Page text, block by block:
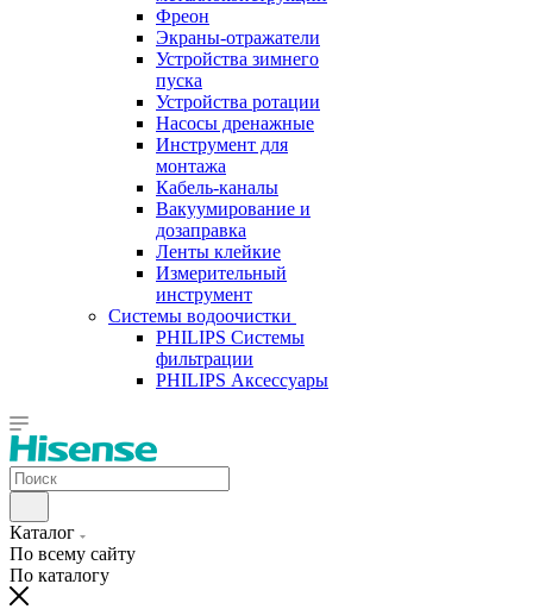
Фреон
Экраны-отражатели
Устройства зимнего
пуска
Устройства ротации
Насосы дренажные
Инструмент для
монтажа
Кабель-каналы
Вакуумирование и
дозаправка
Ленты клейкие
Измерительный
инструмент
Системы водоочистки
PHILIPS Системы
фильтрации
PHILIPS Аксессуары
Каталог
По всему сайту
По каталогу